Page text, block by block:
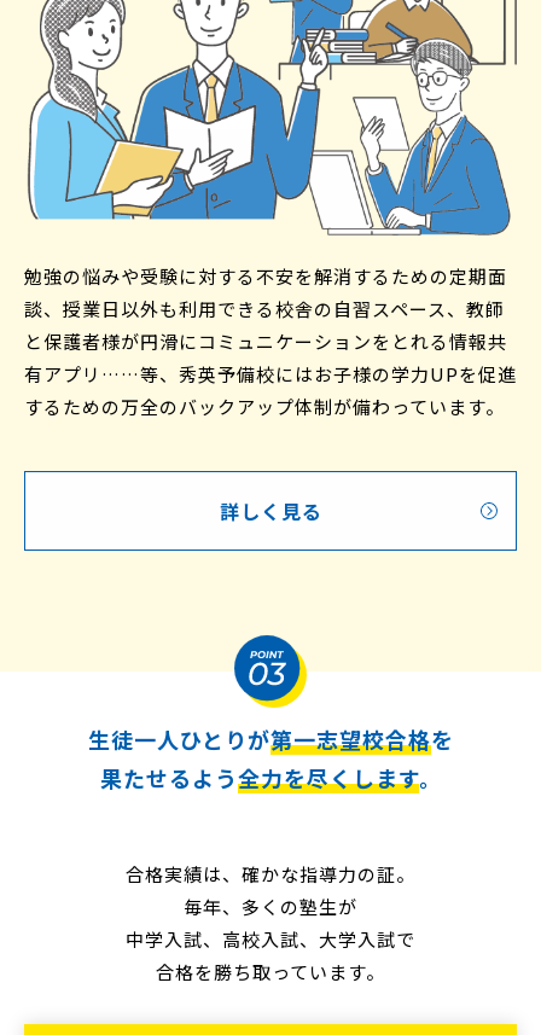
勉強の悩みや受験に対する不安を解消するための定期面
談、 授業日以外も利用できる校舎の自習スペース、 教師
と保護者様が円滑にコミュニケーションをとれる情報共
有アプリ……等、 秀英予備校にはお子様の学力UPを促進
するための万全のバックアップ体制が備わっています。
詳しく見る
生徒一人ひとりが第一志望校合格を
果たせるよう全力を尽くします。
合格実績は、確かな指導力の証。
毎年、多くの塾生が
中学入試、高校入試、大学入試で
合格を勝ち取っています。